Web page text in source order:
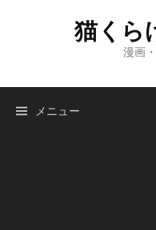
ツ
猫くら
漫画
メニュー